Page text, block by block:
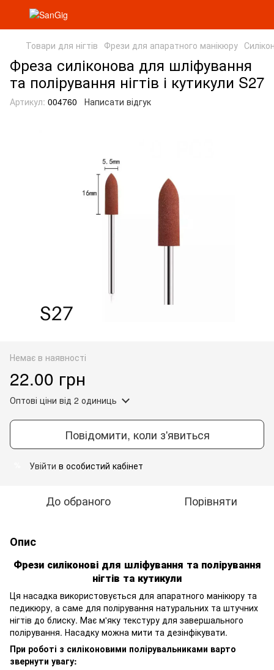
Товари для нігтів Фрези для апаратного манікюру
Фреза силіконова для шліфування
та полірування нігтів і кутикули S27
Артикул: 004760 Написати відгук
Немає в наявності
22.00 грн
Оптові ціни від 2 одиниць
Повідомити, коли з'явиться
Увійти в особистий кабінет
До обраного Порівняти
Опис
Фрези силіконові для шліфування та полірування
нігтів та кутикули
Ця насадка використовується для апаратного манікюру та
педикюру, а саме для полірування натуральних та штучних
нігтів до блиску. Має м'яку текстуру для завершального
полірування. Насадку можна мити та дезінфікувати.
При роботі з силіконовими полірувальниками варто
звернути увагу: